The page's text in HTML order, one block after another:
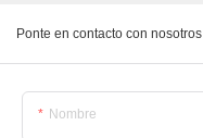
Ponte en contacto con nosotros
Nombre